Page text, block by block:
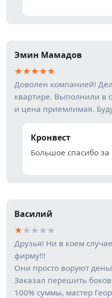
Эмин Мамадов
★★★★★
Доволен компанией!
квартире. Выполнили в
и цена приемлимая.
Кронвест
Большое спасибо
Василий
★★★★★
Друзья! Ни в коем
фирму!!!
Они просто воруют
Заказал перешить
100% суммы, мастер